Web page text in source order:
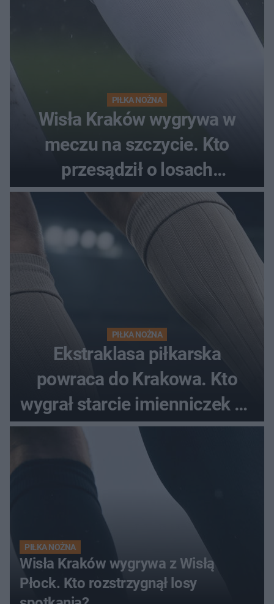
PIŁKA NOŻNA
Wisła Kraków wygrywa w
meczu na szczycie. Kto
przesądził o losach
spotkania?
PIŁKA NOŻNA
Ekstraklasa piłkarska
powraca do Krakowa. Kto
wygrał starcie imienniczek na
pełnym stadionie
PIŁKA NOŻNA
Wisła Kraków wygrywa z Wisłą
Płock. Kto rozstrzygnął losy